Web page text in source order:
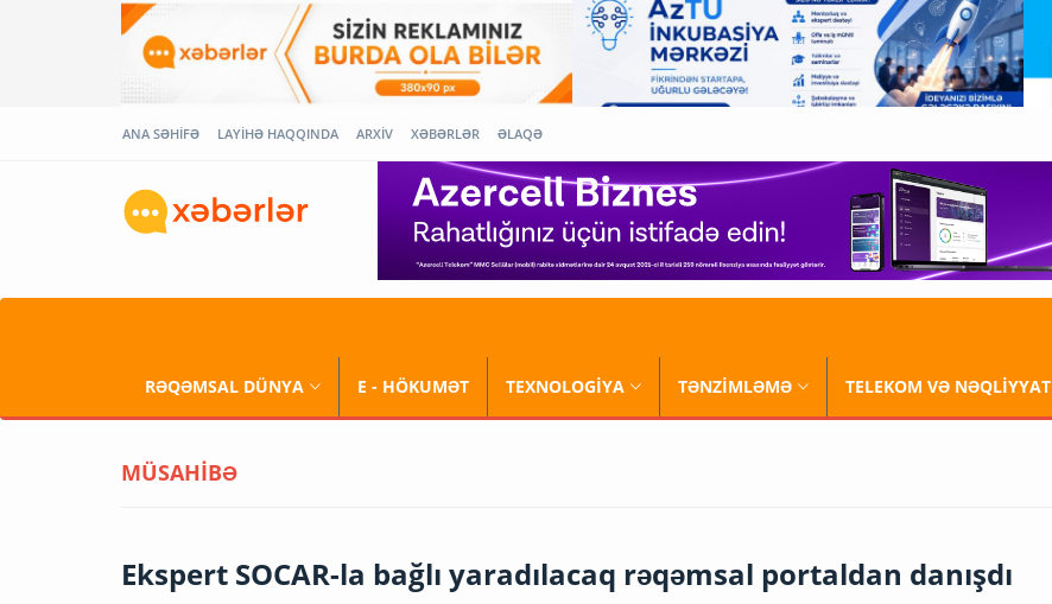
ANA SƏHİFƏ LAYİHƏ HAQQINDA ARXİV XƏBƏRLƏR ƏLAQƏ
RƏQƏMSAL DÜNYA E - HÖKUMƏT TEXNOLOGİYA TƏNZİMLƏMƏ TELEKOM VƏ NƏQLİYYAT
MÜSAHİBƏ
Ekspert SOCAR-la bağlı yaradılacaq rəqəmsal portaldan danışdı